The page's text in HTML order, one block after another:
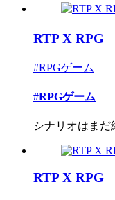
RTP X RPG
#RPGゲーム
#RPGゲーム
シナリオはまだ
RTP X RPG